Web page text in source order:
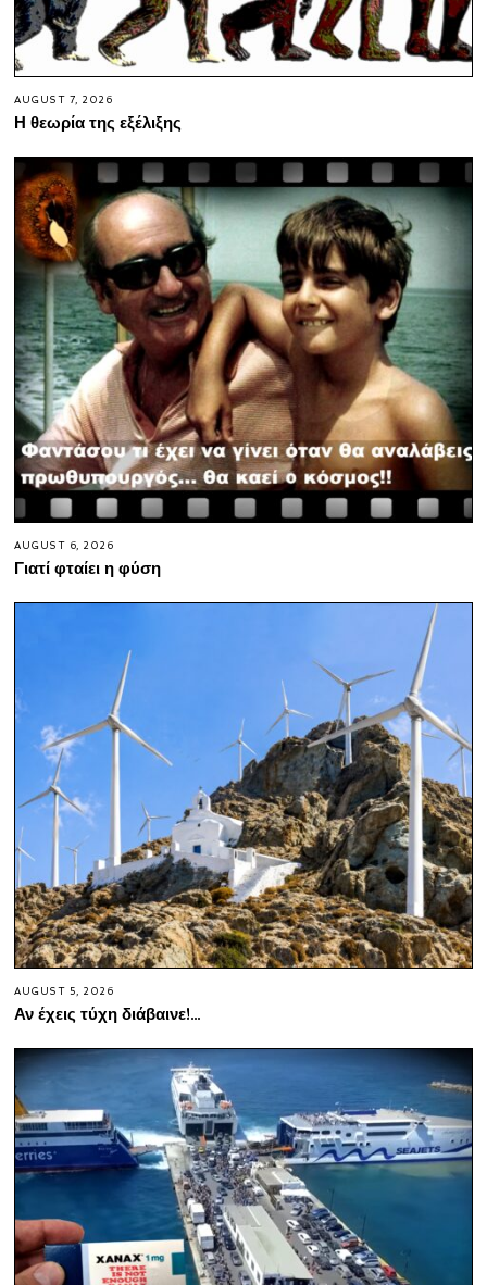
AUGUST 7, 2026
Η θεωρία της εξέλιξης
AUGUST 6, 2026
Γιατί φταίει η φύση
AUGUST 5, 2026
Αν έχεις τύχη διάβαινε!…